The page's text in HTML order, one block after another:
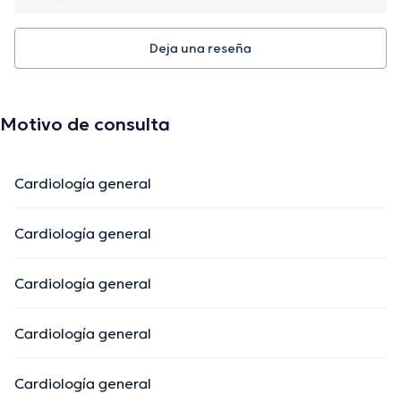
Deja una reseña
Motivo de consulta
Cardiología general
Cardiología general
Cardiología general
Cardiología general
Cardiología general